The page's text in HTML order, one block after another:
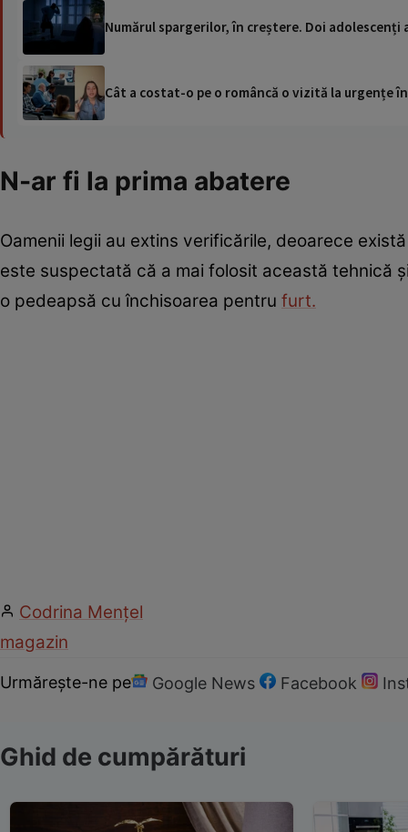
Numărul spargerilor, în creștere. Doi
Cât a costat-o pe o româncă o vizită la urgențe
N-ar fi la prima abatere
Oamenii legii au extins verificările, deoarece
este suspectată că a mai folosit această tehnică
o pedeapsă cu închisoarea pentru furt.
Codrina Mențel
magazin
Urmărește-ne pe Google News Facebook
Ghid de cumpărături